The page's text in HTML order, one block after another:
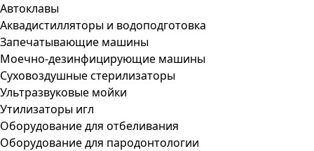
Автоклавы
Аквадистилляторы и водоподготовка
Запечатывающие машины
Моечно-дезинфицирующие машины
Суховоздушные стерилизаторы
Ультразвуковые мойки
Утилизаторы игл
Оборудование для отбеливания
Оборудование для пародонтологии